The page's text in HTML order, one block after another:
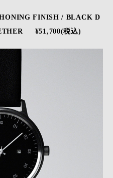
HONING FINISH / BLACK D
¥51,700(税込)